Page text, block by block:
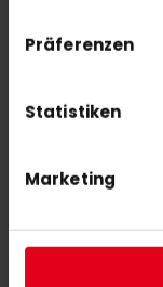
Präferenzen
Statistiken
Marketing